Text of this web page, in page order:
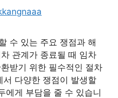
수 있는 주요 쟁점과 해
관계가 종료될 때 임차
받기 위한 필수적인 절차
다양한 쟁점이 발생할
에게 부담을 줄 수 있습니